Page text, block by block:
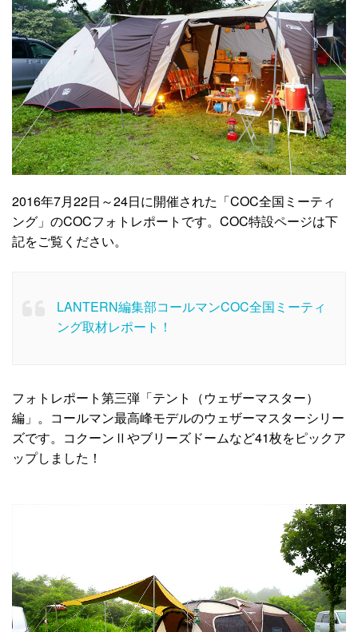
2016年7月22日～24日に開催された「COC全国ミーティ
ング」のCOCフォトレポートです。COC特設ページは下
記をご覧ください。
LANTERN編集部コールマンCOC全国ミーティ
ング取材レポート！
フォトレポート第三弾「テント（ウェザーマスター）
編」。コールマン最高峰モデルのウェザーマスターシリー
ズです。コクーンⅡやブリーズドームなど41枚をピックア
ップしました！